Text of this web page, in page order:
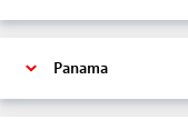
Panama